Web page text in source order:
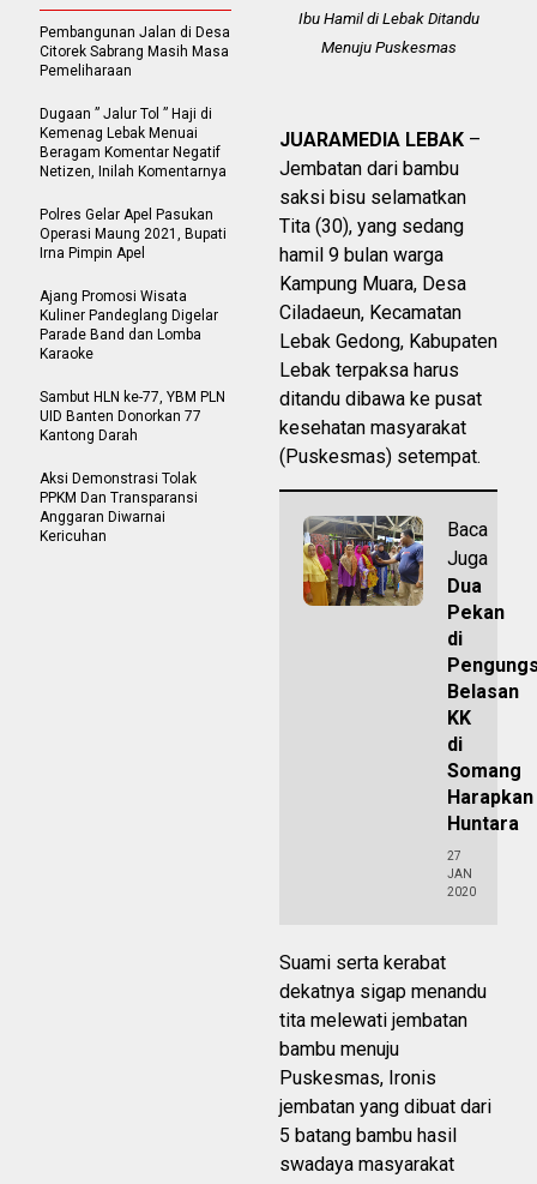
Ibu Hamil di Lebak Ditandu
Menuju Puskesmas
JUARAMEDIA LEBAK –
Jembatan dari bambu
saksi bisu selamatkan
Tita (30), yang sedang
hamil 9 bulan warga
Kampung Muara, Desa
Ciladaeun, Kecamatan
Lebak Gedong, Kabupaten
Lebak terpaksa harus
ditandu dibawa ke pusat
kesehatan masyarakat
(Puskesmas) setempat.
Baca
Juga
Dua
Pekan
di
Belasan
KK
di
Somang
Harapkan
Huntara
27
JAN
2020
Suami serta kerabat
dekatnya sigap menandu
tita melewati jembatan
bambu menuju
Puskesmas, Ironis
jembatan yang dibuat dari
5 batang bambu hasil
swadaya masyarakat
Pembangunan Jalan di Desa
Citorek Sabrang Masih Masa
Pemeliharaan
Dugaan ” Jalur Tol ” Haji di
Kemenag Lebak Menuai
Beragam Komentar Negatif
Netizen, Inilah Komentarnya
Polres Gelar Apel Pasukan
Operasi Maung 2021, Bupati
Irna Pimpin Apel
Ajang Promosi Wisata
Kuliner Pandeglang Digelar
Parade Band dan Lomba
Karaoke
Sambut HLN ke-77, YBM PLN
UID Banten Donorkan 77
Kantong Darah
Aksi Demonstrasi Tolak
PPKM Dan Transparansi
Anggaran Diwarnai
Kericuhan